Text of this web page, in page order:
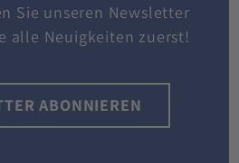
Sie unseren Newsletter
alle Neuigkeiten zuerst!
ABONNIEREN